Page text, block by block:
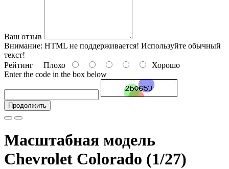
Ваш отзыв
Внимание: HTML не поддерживается! Используйте обычный
текст!
Рейтинг Плохо
Хорошо
Enter the code in the box below
Продолжить
Масштабная модель
Chevrolet Colorado (1/27)